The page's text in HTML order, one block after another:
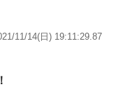
11/14(日) 19:11:29.87